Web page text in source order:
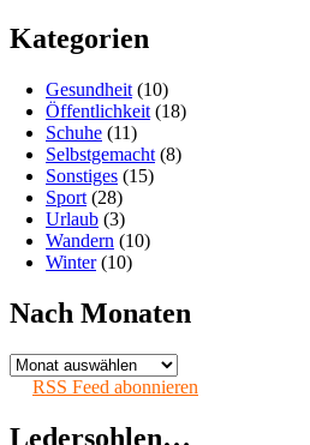
Kategorien
Gesundheit (10)
Öffentlichkeit (18)
Schuhe (11)
Selbstgemacht (8)
Sonstiges (15)
Sport (28)
Urlaub (3)
Wandern (10)
Winter(10)
Nach Monaten
Nach
Monaten
RSS Feed abonnieren
Ledersohlen…